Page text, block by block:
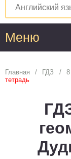
Меню
1
3
Главная ГДЗ
тетрадь